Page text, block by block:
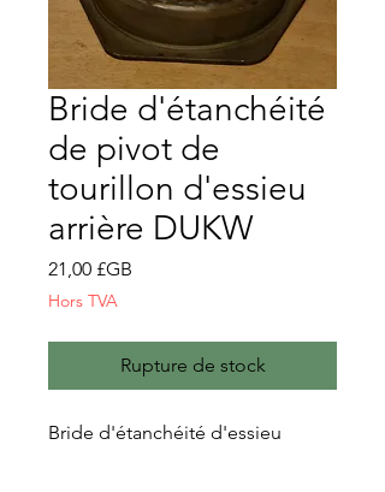
Bride d'étanchéité
de pivot de
tourillon d'essieu
arrière DUKW
21,00 £GB
Hors TVA
Rupture de stock
Bride d'étanchéité d'essieu